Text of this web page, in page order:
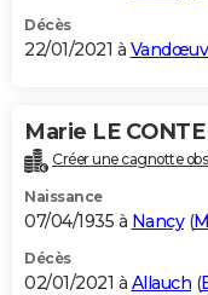
Décès
22/01/2021 à
Marie LE CONTE
Créer une cagnotte
Naissance
07/04/1935 à Nancy(
Décès
02/01/2021 à Allauch (